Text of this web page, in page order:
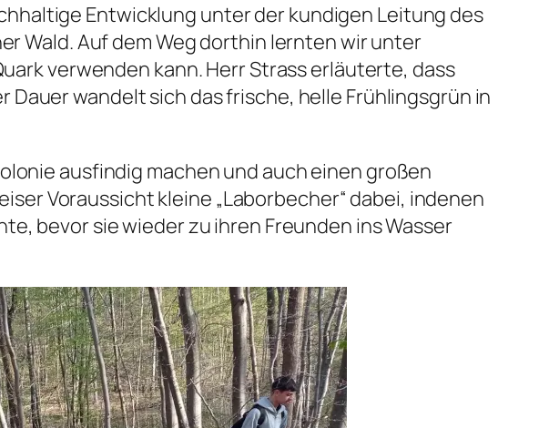
Entwicklung unter der kundigen Leitung des
Wald. Auf dem Weg dorthin lernten wir unter
verwenden kann. Herr Strass erläuterte, dass
wandelt sich das frische, helle Frühlingsgrün in
ausfindig machen und auch einen großen
Voraussicht kleine „Laborbecher“ dabei, indenen
bevor sie wieder zu ihren Freunden ins Wasser